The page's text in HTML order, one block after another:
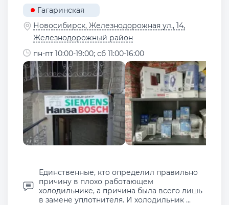
Гагаринская
Новосибирск, Железнодорожная ул., 14,
Железнодорожный район
пн-пт 10:00-19:00; сб 11:00-16:00
Единственные, кто определил правильно
причину в плохо работающем
холодильнике, а причина была всего лишь
в замене уплотнителя. И холодильник ...